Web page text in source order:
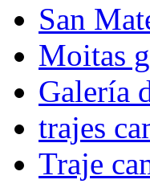
San
Moitas
Galería
trajes
Traje